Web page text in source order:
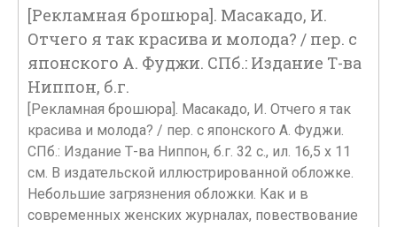
[Рекламная брошюра]. Масакадо, И.
Отчего я так красива и молода? / пер. с
японского А. Фуджи. СПб.: Издание Т-ва
Ниппон, б.г.
[Рекламная брошюра]. Масакадо, И. Отчего я так
красива и молода? / пер. с японского А. Фуджи.
СПб.: Издание Т-ва Ниппон, б.г. 32 с., ил. 16,5 х 11
см. В издательской иллюстрированной обложке.
Небольшие загрязнения обложки. Как и в
современных женских журналах, повествование